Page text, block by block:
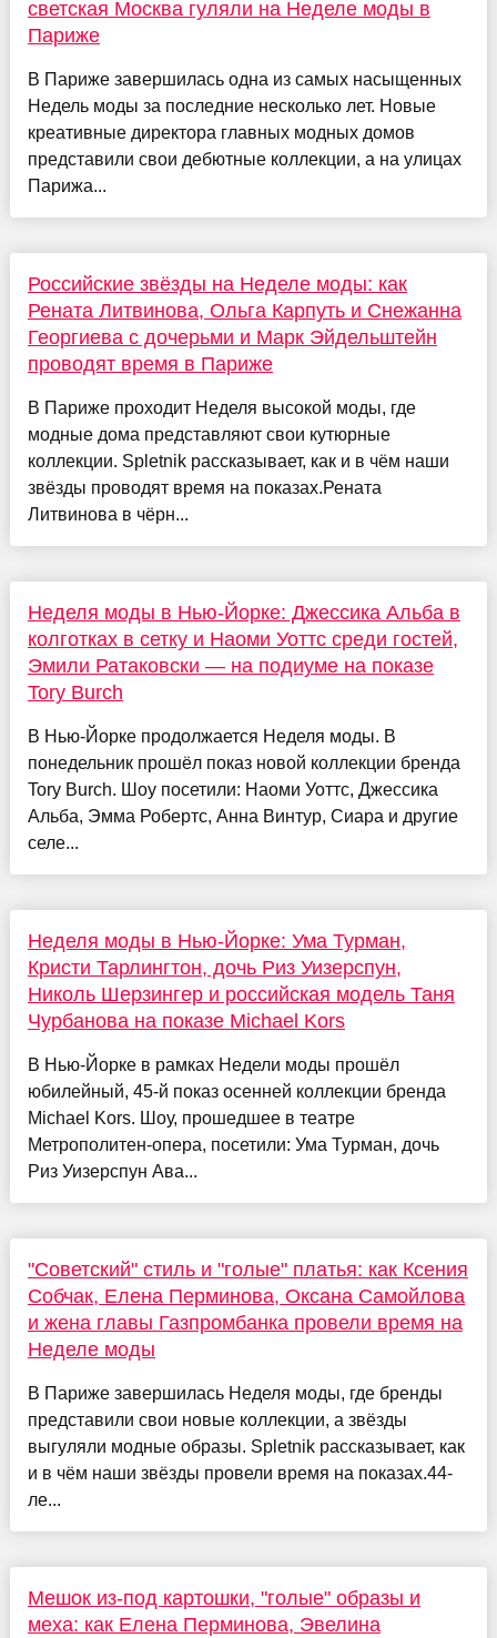
светская Москва гуляли на Неделе моды в
Париже
В Париже завершилась одна из самых насыщенных
Недель моды за последние несколько лет. Новые
креативные директора главных модных домов
представили свои дебютные коллекции, а на улицах
Парижа...
Российские звёзды на Неделе моды: как
Рената Литвинова, Ольга Карпуть и Снежанна
Георгиева с дочерьми и Марк Эйдельштейн
проводят время в Париже
В Париже проходит Неделя высокой моды, где
модные дома представляют свои кутюрные
коллекции. Spletnik рассказывает, как и в чём наши
звёзды проводят время на показах.Рената
Литвинова в чёрн...
Неделя моды в Нью-Йорке: Джессика Альба в
колготках в сетку и Наоми Уоттс среди гостей,
Эмили Ратаковски — на подиуме на показе
Tory Burch
В Нью-Йорке продолжается Неделя моды. В
понедельник прошёл показ новой коллекции бренда
Tory Burch. Шоу посетили: Наоми Уоттс, Джессика
Альба, Эмма Робертс, Анна Винтур, Сиара и другие
селе...
Неделя моды в Нью-Йорке: Ума Турман,
Кристи Тарлингтон, дочь Риз Уизерспун,
Николь Шерзингер и российская модель Таня
Чурбанова на показе Michael Kors
В Нью-Йорке в рамках Недели моды прошёл
юбилейный, 45-й показ осенней коллекции бренда
Michael Kors. Шоу, прошедшее в театре
Метрополитен-опера, посетили: Ума Турман, дочь
Риз Уизерспун Ава...
"Советский" стиль и "голые" платья: как Ксения
Собчак, Елена Перминова, Оксана Самойлова
и жена главы Газпромбанка провели время на
Неделе моды
В Париже завершилась Неделя моды, где бренды
представили свои новые коллекции, а звёзды
выгуляли модные образы. Spletnik рассказывает, как
и в чём наши звёзды провели время на показах.44-
ле...
Мешок из-под картошки, "голые" образы и
меха: как Елена Перминова, Эвелина